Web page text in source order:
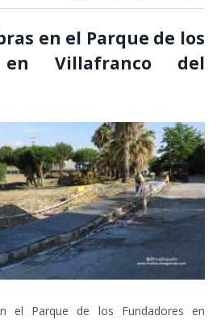
en el Parque de los
en Villafranco del
el Parque de los Fundadores en